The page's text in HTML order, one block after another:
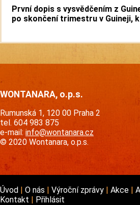
První dopis s vysvědčením z
po skončení trimestru v Guineji,
WONTANARA, o.p.s.
Rumunská 1, 120 00 Praha 2
tel. 604 983 875
e-mail: info@wontanara.cz
© 2020 Wontanara, o.p.s.
Úvod O nás Výroční zprávy Akce
Kontakt
Přihlásit